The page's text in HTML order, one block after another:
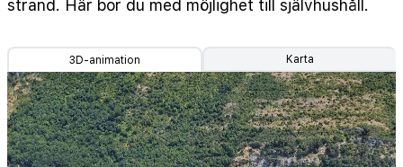
strand. Här bor du med möjlighet till självhushåll.
3D-animation Karta